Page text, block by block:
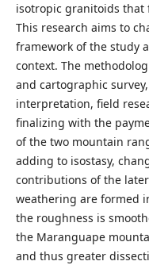
isotropic granitoids that
This research aims to
framework of the study
context. The
and cartographic
interpretation, field
finalizing with the
of the two mountain
adding to isostasy,
contributions of the
weathering are formed
the roughness is
the Maranguape
and thus greater